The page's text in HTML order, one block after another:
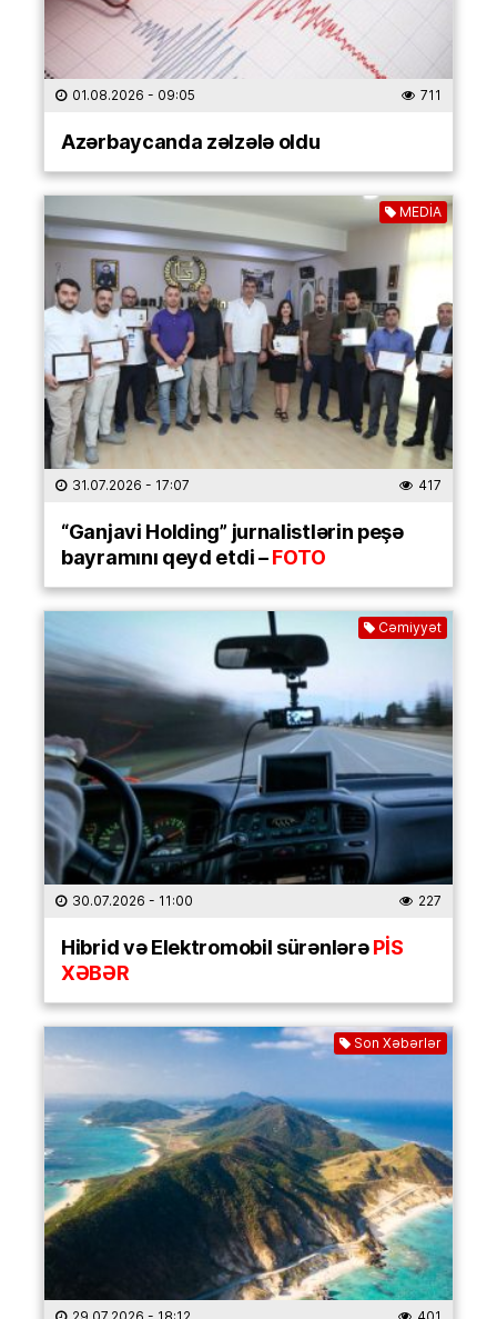
01.08.2026 - 09:05 711
Azərbaycanda zəlzələ oldu
MEDİA
31.07.2026 - 17:07 417
“Ganjavi Holding” jurnalistlərin peşə
bayramını qeyd etdi –FOTO
Cəmiyyət
30.07.2026 - 11:00 227
Hibrid və Elektromobil sürənlərəPİS
XƏBƏR
Son Xəbərlər